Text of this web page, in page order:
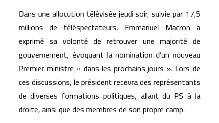
Dans une allocution télévisée jeudi soir, suivie par 17,5
millions de téléspectateurs, Emmanuel Macron a
exprimé sa volonté de retrouver une majorité de
gouvernement, évoquant la nomination d’un nouveau
Premier ministre « dans les prochains jours ». Lors de
ces discussions, le président recevra des représentants
de diverses formations politiques, allant du PS à la
droite, ainsi que des membres de son propre camp.